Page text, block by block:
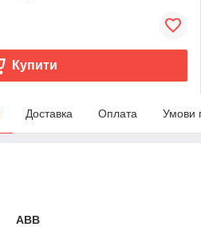
Купити
Доставка Оплата Умови
ABB